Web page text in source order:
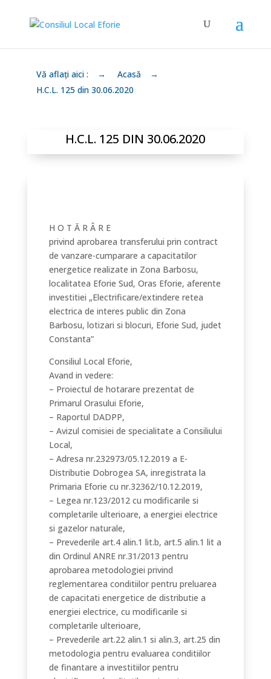
Vă aflați aici : → Acasă
→
H.C.L. 125 din 30.06.2020
H.C.L. 125 DIN 30.06.2020
H O T Ă R Â R E
privind aprobarea transferului prin contract
de vanzare-cumparare a capacitatilor
energetice realizate in Zona Barbosu,
localitatea Eforie Sud, Oras Eforie, aferente
investitiei „Electrificare/extindere retea
electrica de interes public din Zona
Barbosu, lotizari si blocuri, Eforie Sud, judet
Constanta”
Consiliul Local Eforie,
Avand in vedere:
– Proiectul de hotarare prezentat de
Primarul Orasului Eforie,
– Raportul DADPP,
– Avizul comisiei de specialitate a Consiliului
Local,
– Adresa nr.232973/05.12.2019 a E-
Distributie Dobrogea SA, inregistrata la
Primaria Eforie cu nr.32362/10.12.2019,
– Legea nr.123/2012 cu modificarile si
completarile ulterioare, a energiei electrice
si gazelor naturale,
– Prevederile art.4 alin.1 lit.b, art.5 alin.1 lit a
din Ordinul ANRE nr.31/2013 pentru
aprobarea metodologiei privind
reglementarea conditiilor pentru preluarea
de capacitati energetice de distributie a
energiei electrice, cu modificarile si
completarile ulterioare,
– Prevederile art.22 alin.1 si alin.3, art.25 din
metodologia pentru evaluarea conditiilor
de finantare a investitiilor pentru